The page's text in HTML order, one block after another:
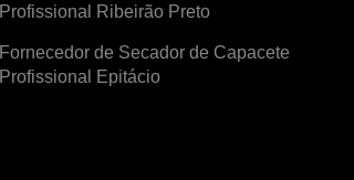
Profissional Ribeirão Preto
Fornecedor de Secador de Capacete
Profissional Epitácio